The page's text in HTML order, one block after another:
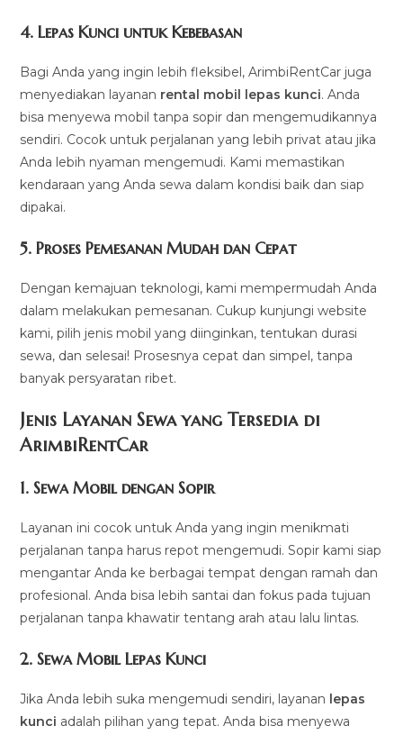
4.Lepas Kunci untuk Kebebasan
Bagi Anda yang ingin lebih fleksibel, ArimbiRentCar juga
menyediakan layanan rental mobil lepas kunci. Anda
bisa menyewa mobil tanpa sopir dan mengemudikannya
sendiri. Cocok untuk perjalanan yang lebih privat atau jika
Anda lebih nyaman mengemudi. Kami memastikan
kendaraan yang Anda sewa dalam kondisi baik dan siap
dipakai.
5.Proses Pemesanan Mudah dan Cepat
Dengan kemajuan teknologi, kami mempermudah Anda
dalam melakukan pemesanan. Cukup kunjungi website
kami, pilih jenis mobil yang diinginkan, tentukan durasi
sewa, dan selesai! Prosesnya cepat dan simpel, tanpa
banyak persyaratan ribet.
Jenis Layanan Sewa yang Tersedia di
ArimbiRentCar
1.Sewa Mobil dengan Sopir
Layanan ini cocok untuk Anda yang ingin menikmati
perjalanan tanpa harus repot mengemudi. Sopir kami siap
mengantar Anda ke berbagai tempat dengan ramah dan
profesional. Anda bisa lebih santai dan fokus pada tujuan
perjalanan tanpa khawatir tentang arah atau lalu lintas.
2.Sewa Mobil Lepas Kunci
Jika Anda lebih suka mengemudi sendiri, layanan lepas
kunci adalah pilihan yang tepat. Anda bisa menyewa